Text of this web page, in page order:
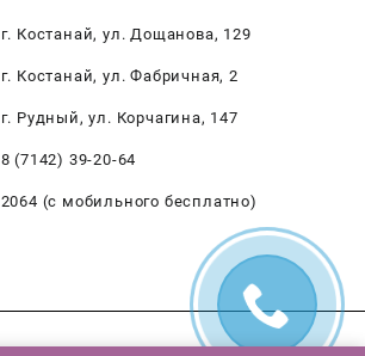
г. Костанай, ул. Дощанова, 129
г. Костанай, ул. Фабричная, 2
г. Рудный, ул. Корчагина, 147
8 (7142) 39-20-64
2064 (с мобильного бесплатно)